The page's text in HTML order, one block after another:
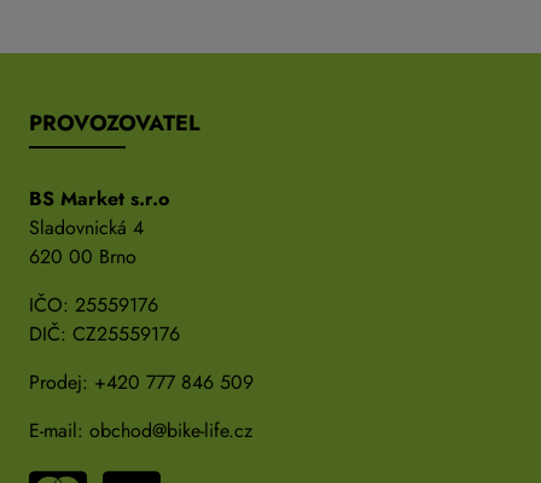
PROVOZOVATEL
BS Market s.r.o
Sladovnická 4
620 00 Brno
IČO: 25559176
DIČ: CZ25559176
Prodej: +420 777 846 509
E-mail: obchod@bike-life.cz